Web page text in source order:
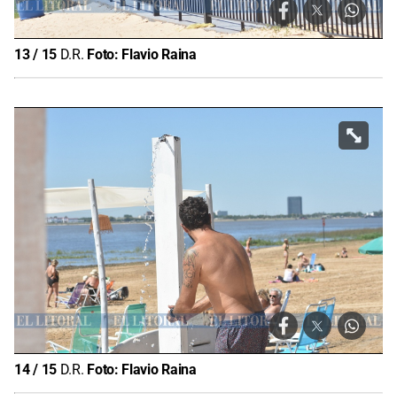
13/ 15 D.R. Foto: Flavio Raina
14/ 15 D.R. Foto: Flavio Raina